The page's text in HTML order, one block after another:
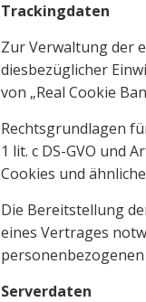
Trackingdaten
Zur Verwaltung der
diesbezüglicher
von „Real Cookie
Rechtsgrundlagen
1 lit. c DS-GVO und
Cookies und
Die Bereitstellung
eines Vertrages
Serverdaten